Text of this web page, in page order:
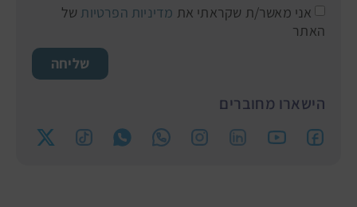
אני מאשר/ת שקראתי את מדיניות הפרטיות של
האתר
שליחה
הישארו מחוברים